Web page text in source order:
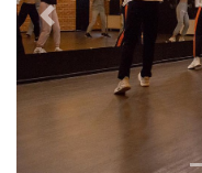
Previous